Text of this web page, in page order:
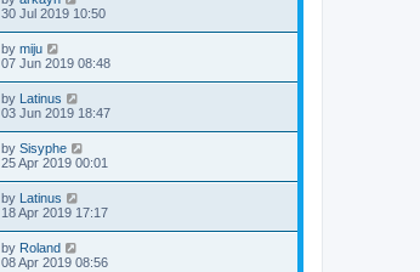
30 Jul 2019 10:50
by miju
07 Jun 2019 08:48
by
Latinus
03 Jun 2019 18:47
by Sisyphe
25 Apr 2019 00:01
by
Latinus
18 Apr 2019 17:17
by Roland
08 Apr 2019 08:56